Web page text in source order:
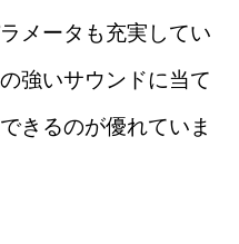
メータも充実してい
強いサウンドに当て
きるのが優れていま